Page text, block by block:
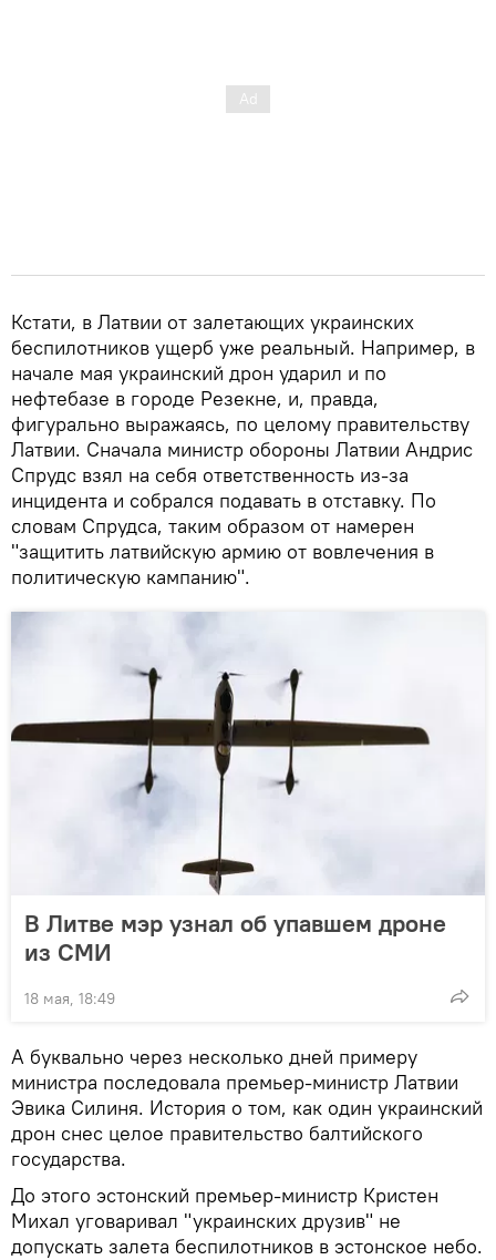
Кстати, в Латвии от залетающих украинских
беспилотников ущерб уже реальный. Например, в
начале мая украинский дрон ударил и по
нефтебазе в городе Резекне, и, правда,
фигурально выражаясь, по целому правительству
Латвии. Сначала министр обороны Латвии Андрис
Спрудс взял на себя ответственность из-за
инцидента и собрался подавать в отставку. По
словам Спрудса, таким образом от намерен
"защитить латвийскую армию от вовлечения в
политическую кампанию".
В Литве мэр узнал об упавшем дроне
из СМИ
18 мая, 18:49
А буквально через несколько дней примеру
министра последовала премьер-министр Латвии
Эвика Силиня. История о том, как один украинский
дрон снес целое правительство балтийского
государства.
До этого эстонский премьер-министр Кристен
Михал уговаривал "украинских друзив" не
допускать залета беспилотников в эстонское небо.